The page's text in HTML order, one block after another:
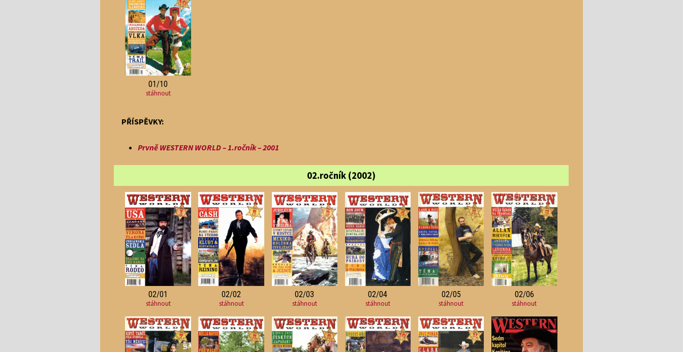
01/10
stáhnout
PŘÍSPĚVKY:
Prvně WESTERN WORLD – 1.ročník – 2001
02.ročník (2002)
02/01
stáhnout
02/02
stáhnout
02/03
stáhnout
02/04
stáhnout
02/05
stáhnout
02/06
stáhnout